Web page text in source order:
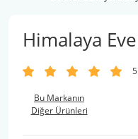
Himalaya
Bu Markanın
Diğer Ürünleri